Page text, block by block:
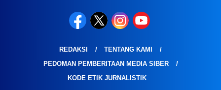
REDAKSI
TENTANG KAMI
PEDOMAN PEMBERITAAN MEDIA SIBER
KODE ETIK JURNALISTIK